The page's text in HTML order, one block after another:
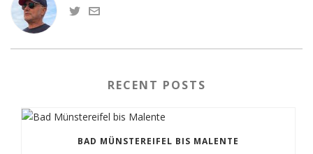
RECENT POSTS
BAD MÜNSTEREIFEL BIS MALENTE